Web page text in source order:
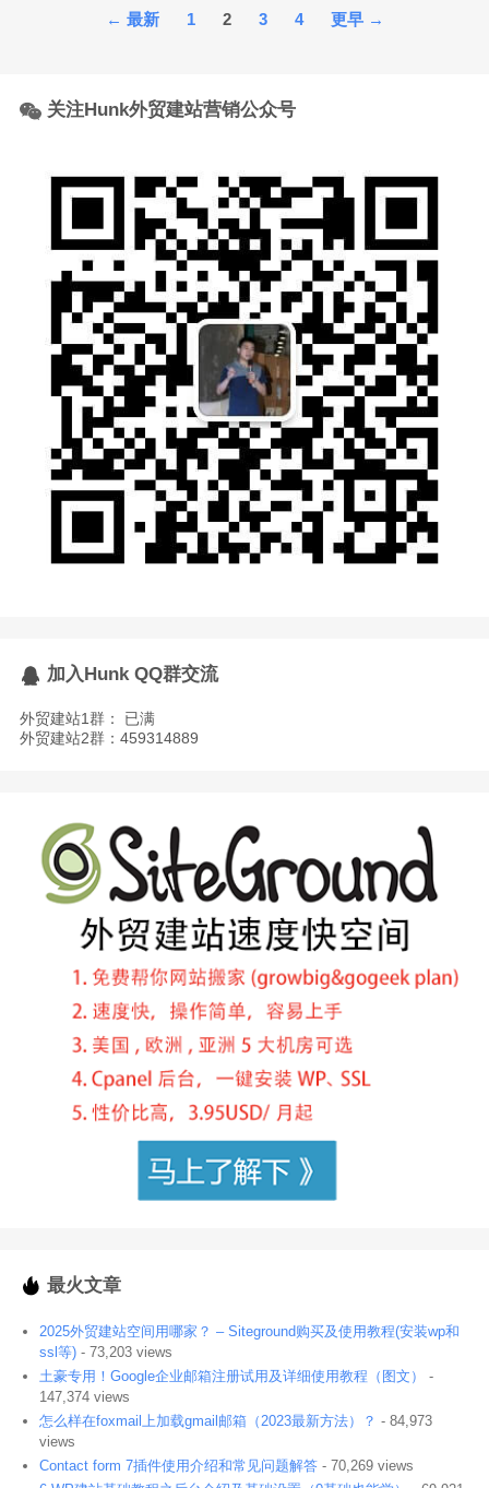
← 最新 1 2 3 4 更早 →
关注Hunk外贸建站营销公众号
加入Hunk QQ群交流
外贸建站1群： 已满
外贸建站2群：459314889
最火文章
2025外贸建站空间用哪家？ – Siteground购买及使用教程(安装wp和
ssl等)- 73,203 views
土豪专用！Google企业邮箱注册试用及详细使用教程（图文）
-
147,374 views
怎么样在foxmail上加载gmail邮箱（2023最新方法）？ - 84,973
views
Contact form 7插件使用介绍和常见问题解答- 70,269 views